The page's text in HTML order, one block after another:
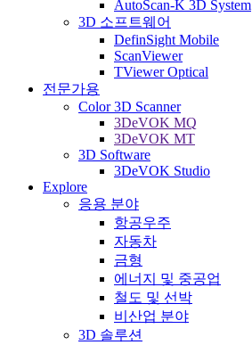
AutoScan-K 3D System
3D 소프트웨어
DefinSight Mobile
ScanViewer
TViewer Optical
전문가용
Color 3D Scanner
3DeVOK MQ
3DeVOK MT
3D Software
3DeVOK Studio
Explore
응용 분야
항공우주
자동차
금형
에너지 및 중공업
철도 및 선박
비산업 분야
3D 솔루션